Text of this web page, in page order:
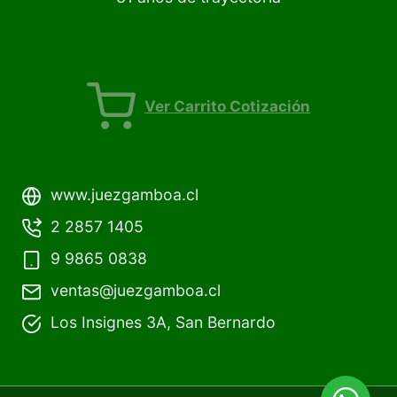
Ver Carrito Cotización
www.juezgamboa.cl
2 2857 1405
9 9865 0838
ventas@juezgamboa.cl
Los Insignes 3A, San Bernardo